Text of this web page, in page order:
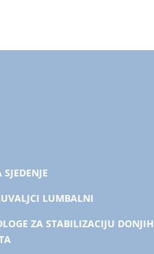
LUMBALNI
ZA STABILIZACIJU DONJIH